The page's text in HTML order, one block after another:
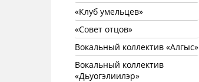
«Клуб умельцев»
«Совет отцов»
Вокальный коллектив «Алгыс»
Вокальный коллектив
«Дьуогэлиилэр»